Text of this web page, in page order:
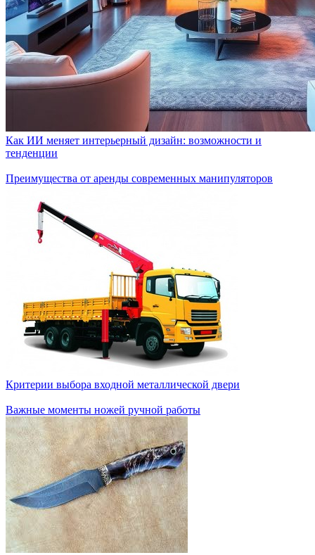
Как ИИ меняет интерьерный дизайн: возможности и
тенденции
Преимущества от аренды современных манипуляторов
Критерии выбора входной металлической двери
Важные моменты ножей ручной работы